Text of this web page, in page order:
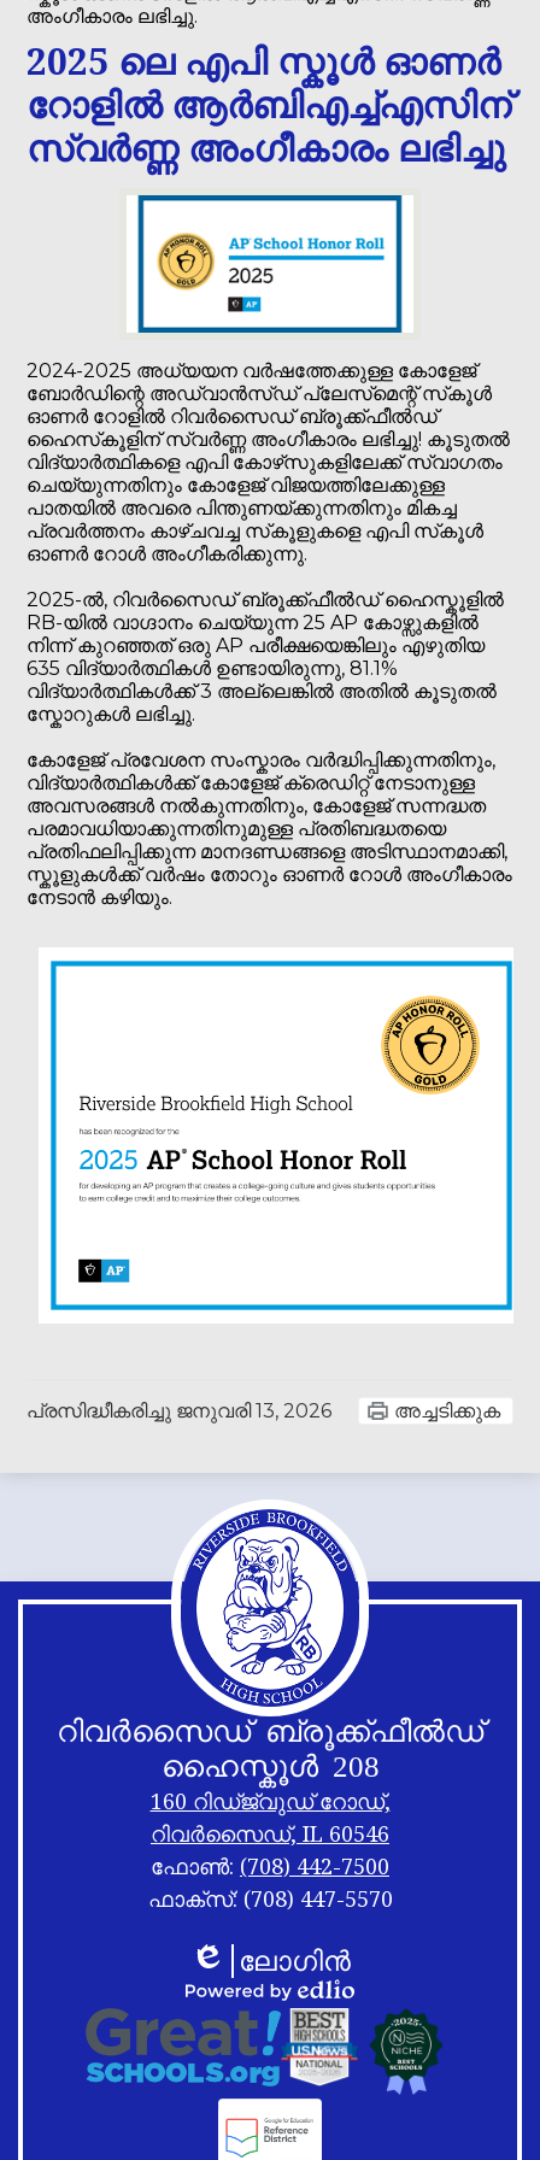
അംഗീകാരം ലഭിച്ചു.
2025 ലെ എപി സ്കൂൾ ഓണർ
റോളിൽ ആർ‌ബി‌എച്ച്‌എസിന്
സ്വർണ്ണ അംഗീകാരം ലഭിച്ചു
2024-2025 അധ്യയന വർഷത്തേക്കുള്ള കോളേജ്
ബോർഡിന്റെ അഡ്വാൻസ്ഡ് പ്ലേസ്‌മെന്റ് സ്‌കൂൾ
ഓണർ റോളിൽ റിവർസൈഡ് ബ്രൂക്ക്‌ഫീൽഡ്
ഹൈസ്‌കൂളിന് സ്വർണ്ണ അംഗീകാരം ലഭിച്ചു! കൂടുതൽ
വിദ്യാർത്ഥികളെ എപി കോഴ്‌സുകളിലേക്ക് സ്വാഗതം
ചെയ്യുന്നതിനും കോളേജ് വിജയത്തിലേക്കുള്ള
പാതയിൽ അവരെ പിന്തുണയ്ക്കുന്നതിനും മികച്ച
പ്രവർത്തനം കാഴ്ചവച്ച സ്‌കൂളുകളെ എപി സ്‌കൂൾ
ഓണർ റോൾ അംഗീകരിക്കുന്നു.
2025-ൽ, റിവർസൈഡ് ബ്രൂക്ക്ഫീൽഡ് ഹൈസ്കൂളിൽ
RB-യിൽ വാഗ്ദാനം ചെയ്യുന്ന 25 AP കോഴ്സുകളിൽ
നിന്ന് കുറഞ്ഞത് ഒരു AP പരീക്ഷയെങ്കിലും എഴുതിയ
635 വിദ്യാർത്ഥികൾ ഉണ്ടായിരുന്നു, 81.1%
വിദ്യാർത്ഥികൾക്ക് 3 അല്ലെങ്കിൽ അതിൽ കൂടുതൽ
സ്കോറുകൾ ലഭിച്ചു.
കോളേജ് പ്രവേശന സംസ്കാരം വർദ്ധിപ്പിക്കുന്നതിനും,
വിദ്യാർത്ഥികൾക്ക് കോളേജ് ക്രെഡിറ്റ് നേടാനുള്ള
അവസരങ്ങൾ നൽകുന്നതിനും, കോളേജ് സന്നദ്ധത
പരമാവധിയാക്കുന്നതിനുമുള്ള പ്രതിബദ്ധതയെ
പ്രതിഫലിപ്പിക്കുന്ന മാനദണ്ഡങ്ങളെ അടിസ്ഥാനമാക്കി,
സ്കൂളുകൾക്ക് വർഷം തോറും ഓണർ റോൾ അംഗീകാരം
നേടാൻ കഴിയും.
പ്രസിദ്ധീകരിച്ചു ജനുവരി 13, 2026 അച്ചടിക്കുക
റിവർസൈഡ് ബ്രൂക്ക്ഫീൽഡ്
ഹൈസ്കൂൾ 208
160 റിഡ്ജ്വുഡ് റോഡ്,
റിവർസൈഡ്, IL 60546
ഫോൺ: (708) 442-7500
ഫാക്സ്: (708) 447-5570
ലിങ്കുകൾ
അടിക്കുറിപ്പ്
ഷഫിൾ
എഡ്ലിയോ
ലോഗിൻ
എഡ്ലിയോ
പ്രവർത്തിപ്പിക്കുന്നത്
അടിക്കുറിപ്പ്
ലോഗോ
ലിങ്കുകൾ